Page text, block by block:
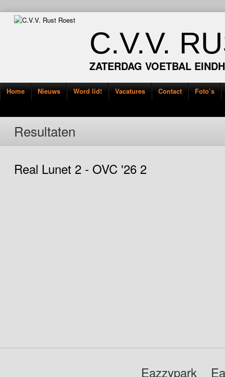
C.V.V.
ZATERDAG VOETBAL
Home Nieuws Word lid! Vacatures Contact Foto’s
Resultaten
Real Lunet 2 - OVC '26 2
Eazzypark